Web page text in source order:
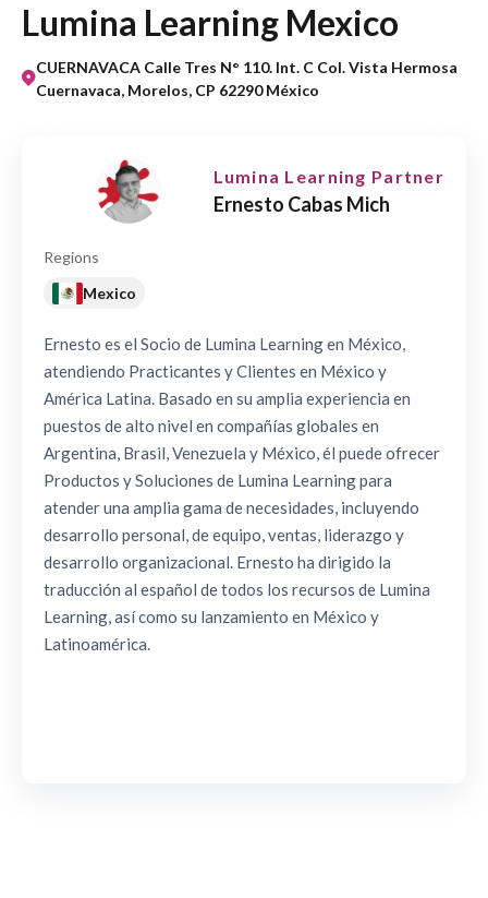
Lumina Learning Mexico
CUERNAVACA Calle Tres N° 110. Int. C Col. Vista Hermosa
Cuernavaca, Morelos, CP 62290 México
Lumina Learning Partner
Ernesto Cabas Mich
Regions
Mexico
Ernesto es el Socio de Lumina Learning en México,
atendiendo Practicantes y Clientes en México y
América Latina. Basado en su amplia experiencia en
puestos de alto nivel en compañías globales en
Argentina, Brasil, Venezuela y México, él puede ofrecer
Productos y Soluciones de Lumina Learning para
atender una amplia gama de necesidades, incluyendo
desarrollo personal, de equipo, ventas, liderazgo y
desarrollo organizacional. Ernesto ha dirigido la
traducción al español de todos los recursos de Lumina
Learning, así como su lanzamiento en México y
Latinoamérica.